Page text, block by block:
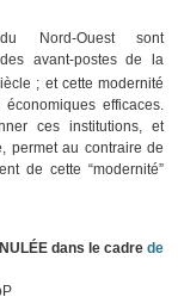
Nord-Ouest sont
avant-postes de la
; et cette modernité
efficaces.
ces institutions, et
permet au contraire de
de cette “modernité”
dans le cadre de